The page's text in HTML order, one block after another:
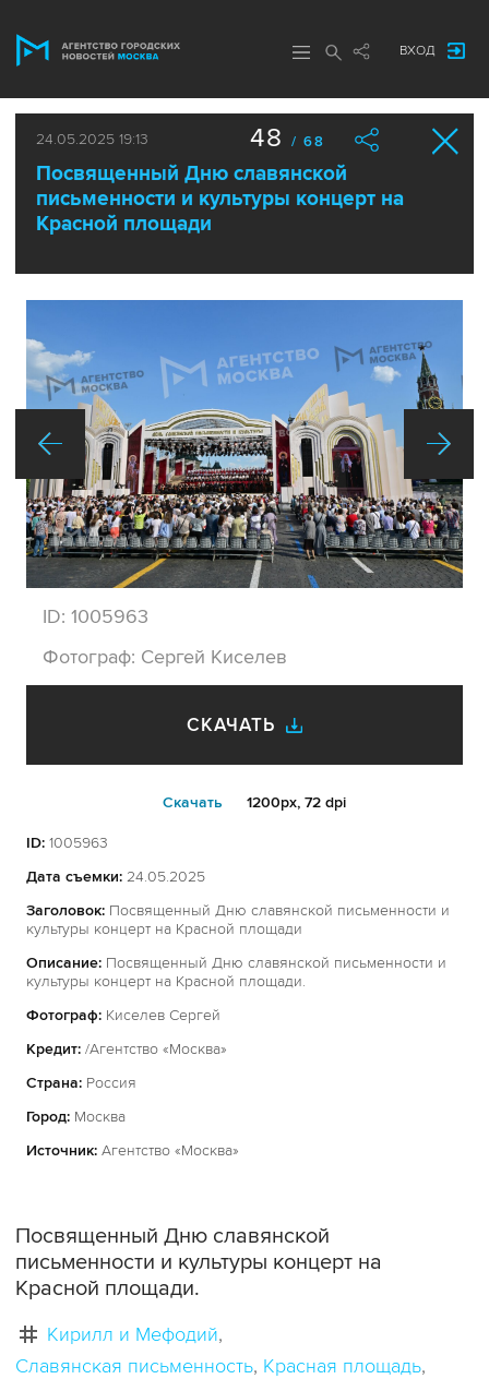
ВХОД
24.05.2025 19:13
Посвященный Дню славянской
письменности и культуры концерт на
Красной площади
48 / 68
ID: 1005963
Фотограф: Сергей Киселев
СКАЧАТЬ
Cкачать 1200px, 72 dpi
ID: 1005963
Дата съемки: 24.05.2025
Заголовок: Посвященный Дню славянской письменности и
культуры концерт на Красной площади
Описание: Посвященный Дню славянской письменности и
культуры концерт на Красной площади.
Фотограф: Киселев Сергей
Кредит: /Агентство «Москва»
Страна: Россия
Город: Москва
Источник: Агентство «Москва»
Посвященный Дню славянской
письменности и культуры концерт на
Красной площади.
Кирилл и Мефодий
Славянская письменность Красная площадь